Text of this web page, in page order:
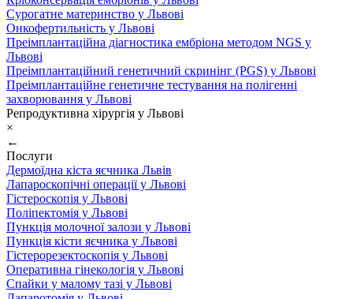
Сурогатне материнство у Львові
Онкофертильність у Львові
Преімплантаційна діагностика ембріона методом NGS у
Львові
Преімплантаційний генетичний скринінг (PGS) у Львові
Преімплантаційне генетичне тестування на полігенні
захворювання у Львові
Репродуктивна хірургія у Львові
×
←
Послуги
Дермоїдна кіста яєчника Львів
Лапароскопічні операції у Львові
Гістероскопія у Львові
Поліпектомія у Львові
Пункція молочної залози у Львові
Пункція кісти яєчника у Львові
Гістерорезектоскопія у Львові
Оперативна гінекологія у Львові
Спайки у малому тазі у Львові